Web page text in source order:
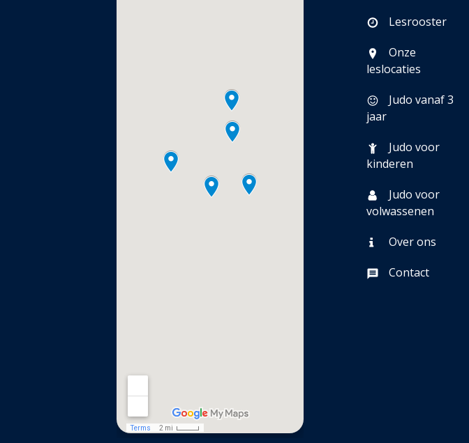
Lesrooster
Onze
leslocaties
Judo vanaf 3
jaar
Judo voor
kinderen
Judo voor
volwassenen
Over ons
Contact